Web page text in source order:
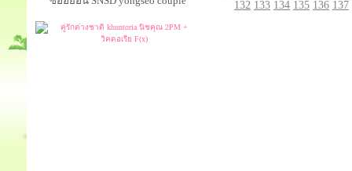
132 133 134 135 136 137